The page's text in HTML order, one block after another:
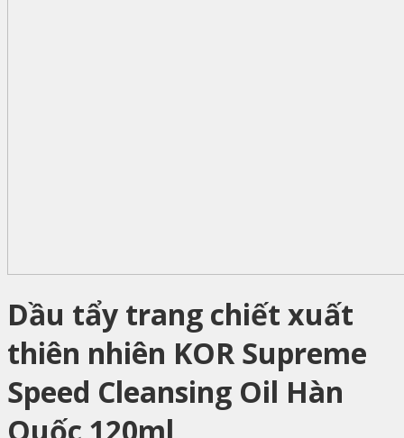
Dầu tẩy trang chiết xuất
thiên nhiên KOR Supreme
Speed Cleansing Oil Hàn